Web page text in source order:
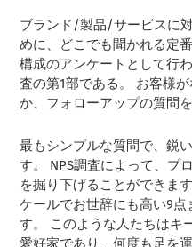
ブランド/製品/サービスに
めに、どこでも聞かれる定
構成のアンケートとして行
査の第1部である。 お客様
か、フォローアップの質問
最もシンプルな質問で、鋭
す。 NPS調査によって、プ
を掘り下げることができま
ケールでお世辞にも高い9
す。 このような人たちはキ
愛好家であり、何度も足を